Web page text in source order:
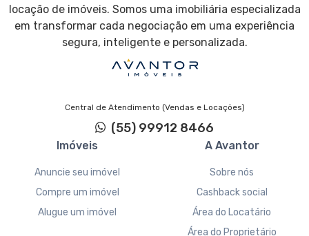
locação de imóveis. Somos uma imobiliária especializada
em transformar cada negociação em uma experiência
segura, inteligente e personalizada.
Central de Atendimento (Vendas e Locações)
(55) 99912 8466
Imóveis
Anuncie seu imóvel
Compre um imóvel
Alugue um imóvel
A Avantor
Sobre nós
Cashback social
Área do Locatário
Área do Proprietário